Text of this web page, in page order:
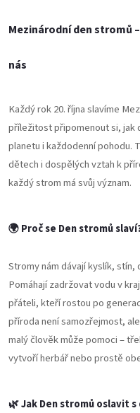
Mezinárodní den stromů
nás
Každý rok 20. října slavíme
příležitost připomenout si, jak
planetu i každodenní pohodu.
dětech i dospělých vztah k
každý strom má svůj význam.
🌍 Proč se Den stromů
Stromy nám dávají kyslík,
Pomáhají zadržovat vodu v
přáteli, kteří rostou po
příroda není samozřejmost,
malý člověk může pomoci –
vytvoří herbář nebo prostě
🌿 Jak Den stromů oslavit